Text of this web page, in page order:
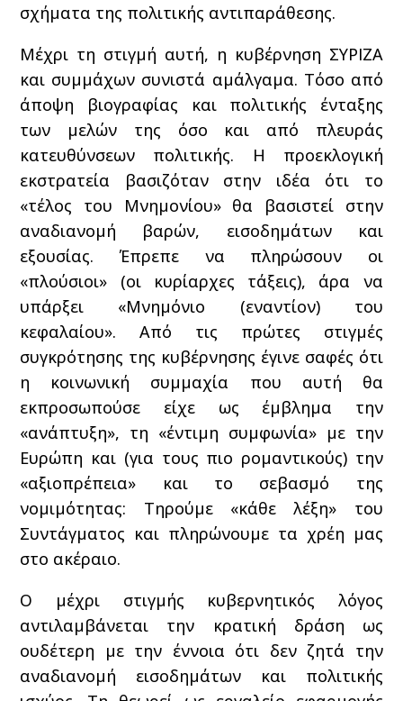
σχήματα της πολιτικής αντιπαράθεσης.
Μέχρι τη στιγμή αυτή, η κυβέρνηση ΣΥΡΙΖΑ
και συμμάχων συνιστά αμάλγαμα. Τόσο από
άποψη βιογραφίας και πολιτικής ένταξης
των μελών της όσο και από πλευράς
κατευθύνσεων πολιτικής. Η προεκλογική
εκστρατεία βασιζόταν στην ιδέα ότι το
«τέλος του Μνημονίου» θα βασιστεί στην
αναδιανομή βαρών, εισοδημάτων και
εξουσίας. Έπρεπε να πληρώσουν οι
«πλούσιοι» (οι κυρίαρχες τάξεις), άρα να
υπάρξει «Μνημόνιο (εναντίον) του
κεφαλαίου». Από τις πρώτες στιγμές
συγκρότησης της κυβέρνησης έγινε σαφές ότι
η κοινωνική συμμαχία που αυτή θα
εκπροσωπούσε είχε ως έμβλημα την
«ανάπτυξη», τη «έντιμη συμφωνία» με την
Ευρώπη και (για τους πιο ρομαντικούς) την
«αξιοπρέπεια» και το σεβασμό της
νομιμότητας: Τηρούμε «κάθε λέξη» του
Συντάγματος και πληρώνουμε τα χρέη μας
στο ακέραιο.
Ο μέχρι στιγμής κυβερνητικός λόγος
αντιλαμβάνεται την κρατική δράση ως
ουδέτερη με την έννοια ότι δεν ζητά την
αναδιανομή εισοδημάτων και πολιτικής